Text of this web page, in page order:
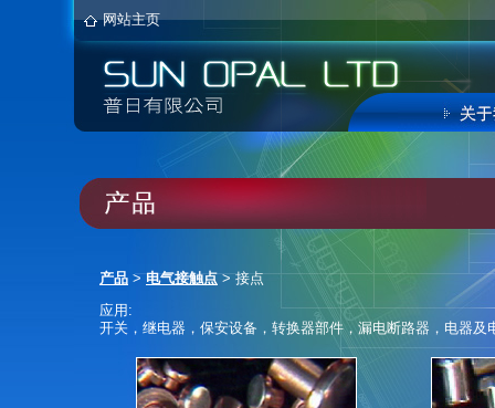
网站主页
产品 >电气接触点> 接点
应用:
开关，继电器，保安设备，转换器部件，漏电断路器，电器